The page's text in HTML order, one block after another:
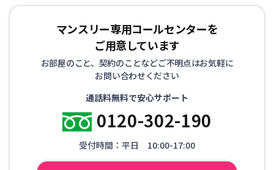
マンスリー専用コールセンターを
ご用意しています
お部屋のこと、契約のことなどご不明点はお気軽に
お問い合わせください
通話料無料で安心サポート
0120-302-190
受付時間：平日 10:00-17:00